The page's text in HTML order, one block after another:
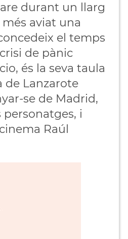
durant un llarg
aviat una
el temps
de pànic
és la seva taula
de Lanzarote
se de Madrid,
i
Raúl